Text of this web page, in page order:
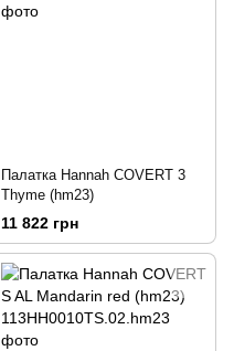
Палатка Hannah COVERT 3
Thyme (hm23)
11 822 грн